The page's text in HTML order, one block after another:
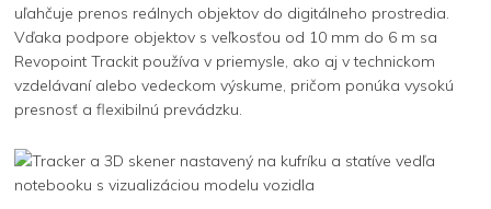
uľahčuje prenos reálnych objektov do digitálneho prostredia.
Vďaka podpore objektov s veľkosťou od 10 mm do 6 m sa
Revopoint Trackit používa v priemysle, ako aj v technickom
vzdelávaní alebo vedeckom výskume, pričom ponúka vysokú
presnosť a flexibilnú prevádzku.